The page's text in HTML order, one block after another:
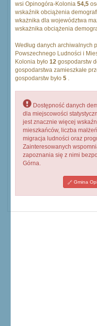
wsi Opinogóra-Kolonia 54,5
wskaźnik obciążenia
wkażnika dla województwa
wskażnika obciążenia
Według danych archiwalnych
Powszechnego Ludności i
Kolonia było 12 gospodarstw
gospodarstwa zamieszkałe
gospodarstw było 5 .
Dostępność danych
dla miejscowości
jest znacznie więcej
mieszkańców, liczba
migracja ludności oraz
Zainteresowanych
zapoznania się z nimi
Górna.
Gmina